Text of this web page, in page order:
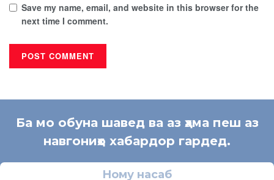
Save my name, email, and website in this browser for the
next time I comment.
Ба мо обуна шавед ва аз ҳама пеш аз
навгониҳо хабардор гардед.